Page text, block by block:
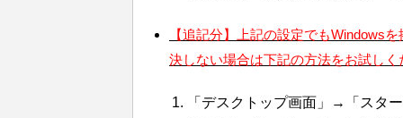
【追記分】上記の設定でもWindowsを
決しない場合は下記の方法をお試しく
「デスクトップ画面」→「スタ